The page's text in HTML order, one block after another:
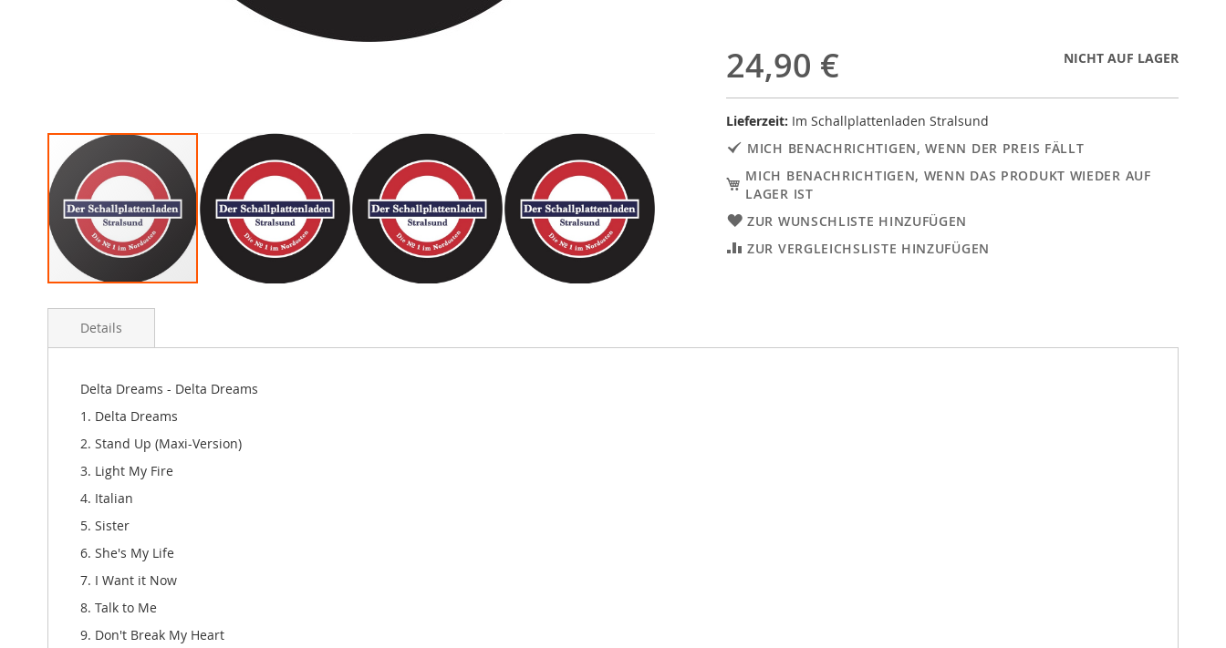
to
beginning
gallery
24,90 € NICHT AUF LAGER
Lieferzeit: Im Schallplattenladen Stralsund
MICH BENACHRICHTIGEN, WENN DER PREIS FÄLLT
MICH BENACHRICHTIGEN, WENN DAS PRODUKT WIEDER AUF
LAGER IST
ZUR WUNSCHLISTE HINZUFÜGEN
ZUR VERGLEICHSLISTE HINZUFÜGEN
Details
Delta Dreams - Delta Dreams
1. Delta Dreams
2. Stand Up (Maxi-Version)
3. Light My Fire
4. Italian
5. Sister
6. She's My Life
7. I Want it Now
8. Talk to Me
9. Don't Break My Heart